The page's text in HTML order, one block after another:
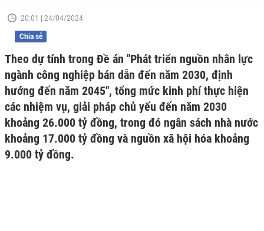
20:01 | 24/04/2024
Chia sẻ
Theo dự tính trong Đề án "Phát triển nguồn nhân lực
ngành công nghiệp bán dẫn đến năm 2030, định
hướng đến năm 2045", tổng mức kinh phí thực hiện
các nhiệm vụ, giải pháp chủ yếu đến năm 2030
khoảng 26.000 tỷ đồng, trong đó ngân sách nhà nước
khoảng 17.000 tỷ đồng và nguồn xã hội hóa khoảng
9.000 tỷ đồng.